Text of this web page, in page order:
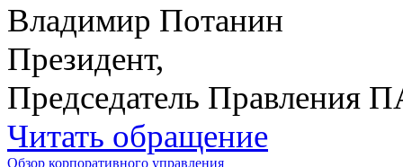
Владимир Потанин
Президент,
Председатель Правления
Читать обращение
Обзор корпоративного управления